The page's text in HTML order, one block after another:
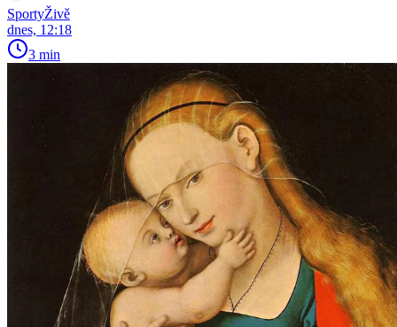
SportyŽivě
dnes, 12:18
3 min